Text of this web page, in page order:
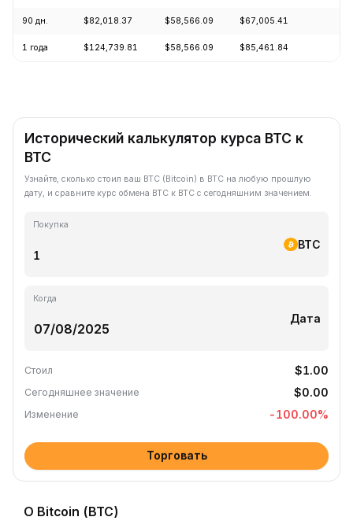
90 дн. $82,018.37 $58,566.09 $67,005.41
1 года $124,739.81 $58,566.09 $85,461.84
Исторический калькулятор курса BTC к
BTC
Узнайте, сколько стоил ваш BTC (Bitcoin) в BTC на любую прошлую
дату, и сравните курс обмена BTC к BTC с сегодняшним значением.
Покупка
BTC
Когда
Дата
Стоил $1.00
Сегодняшнее значение $0.00
Изменение -100.00%
Торговать
О Bitcoin (BTC)